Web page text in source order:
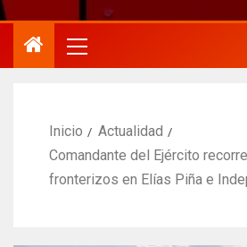
Inicio
Actualidad
Comandante del Ejército
fronterizos en Elías Piña e